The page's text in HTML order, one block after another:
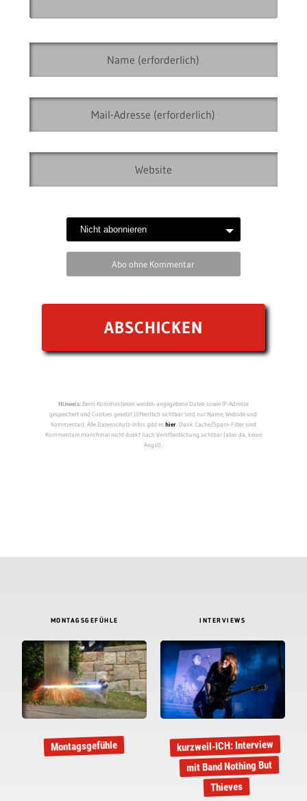
Abo ohne Kommentar
Hinweis:Beim Kommentieren werden angegebene Daten sowie IP-Adresse
gespeichert und Cookies gesetzt (öffentlich sichtbar sind nur Name, Website und
Kommentar). Alle Datenschutz-Infos gibt eshier. Dank Cache/Spam-Filter sind
Kommentare manchmal nicht direkt nach Veröffentlichung sichtbar (aber da, keine
Angst).
MONTAGSGEFÜHLE
Montagsgefühle
INTERVIEWS
kurzweil-ICH: Interview
mit Band Nothing But
Thieves